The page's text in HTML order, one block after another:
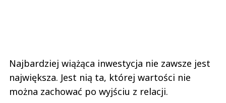
Najbardziej wiążąca inwestycja nie zawsze jest
największa. Jest nią ta, której wartości nie
można zachować po wyjściu z relacji.